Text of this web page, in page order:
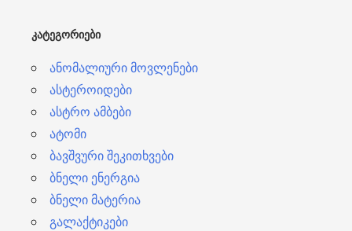
ᲙᲐᲢᲔᲒᲝᲠᲘᲔᲑᲘ
ანომალიური მოვლენები
ასტეროიდები
ასტრო ამბები
ატომი
ბავშვური შეკითხვები
ბნელი ენერგია
ბნელი მატერია
გალაქტიკები